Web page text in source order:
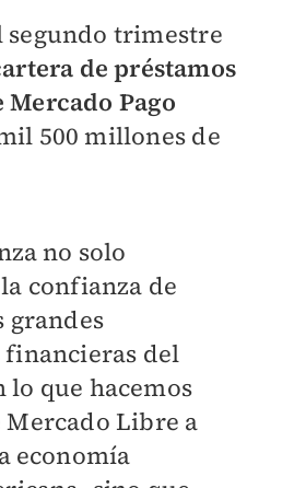
trimestre
de préstamos
Mercado Pago
500 millones de
no solo
confianza de
grandes
financieras del
lo que hacemos
Libre a
economía